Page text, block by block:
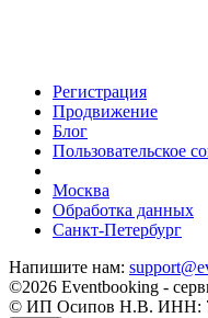
Регистрация
Продвижение
Блог
Пользовательское
Москва
Обработка данных
Санкт-Петербург
Напишите нам:
©2026 Eventbooking -
© ИП Осипов Н.В. ИНН: